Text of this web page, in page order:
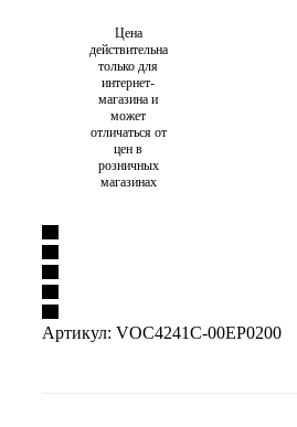
Цена
действительна
только для
интернет-
магазина и
может
отличаться от
цен в
розничных
магазинах
Артикул: VOC4241C-00EP0200